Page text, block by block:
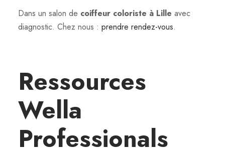
Dans un salon de coiffeur coloriste à Lille avec
diagnostic. Chez nous : prendre rendez-vous.
Ressources
Wella
Professionals